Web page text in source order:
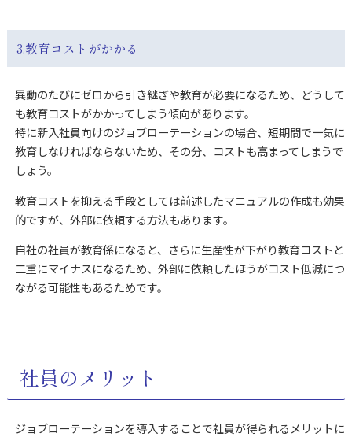
3.教育コストがかかる
異動のたびにゼロから引き継ぎや教育が必要になるため、どうして
も教育コストがかかってしまう傾向があります。
特に新入社員向けのジョブローテーションの場合、短期間で一気に
教育しなければならないため、その分、コストも高まってしまうで
しょう。
教育コストを抑える手段としては前述したマニュアルの作成も効果
的ですが、外部に依頼する方法もあります。
自社の社員が教育係になると、さらに生産性が下がり教育コストと
二重にマイナスになるため、外部に依頼したほうがコスト低減につ
ながる可能性もあるためです。
社員のメリット
ジョブローテーションを導入することで社員が得られるメリットに